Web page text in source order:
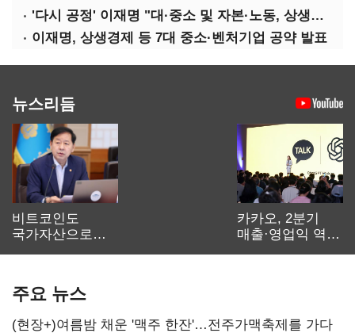
'다시 공정' 이재명 "대·중소 및 자본·노동, 상생하는 공정한 성장"
이재명, 상생경제 등 7대 중소·벤처기업 공약 발표
뉴스리듬
비트코인도
국가자산으로…'
카카오, 2분기
매출·영업익 역대
주요 뉴스
(현장+)여름밤 채운 '맥주 한잔'…전주가맥축제를 가다